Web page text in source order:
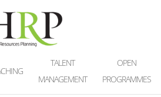
TALENT
MANAGEMENT
OPEN
PROGRAMMES